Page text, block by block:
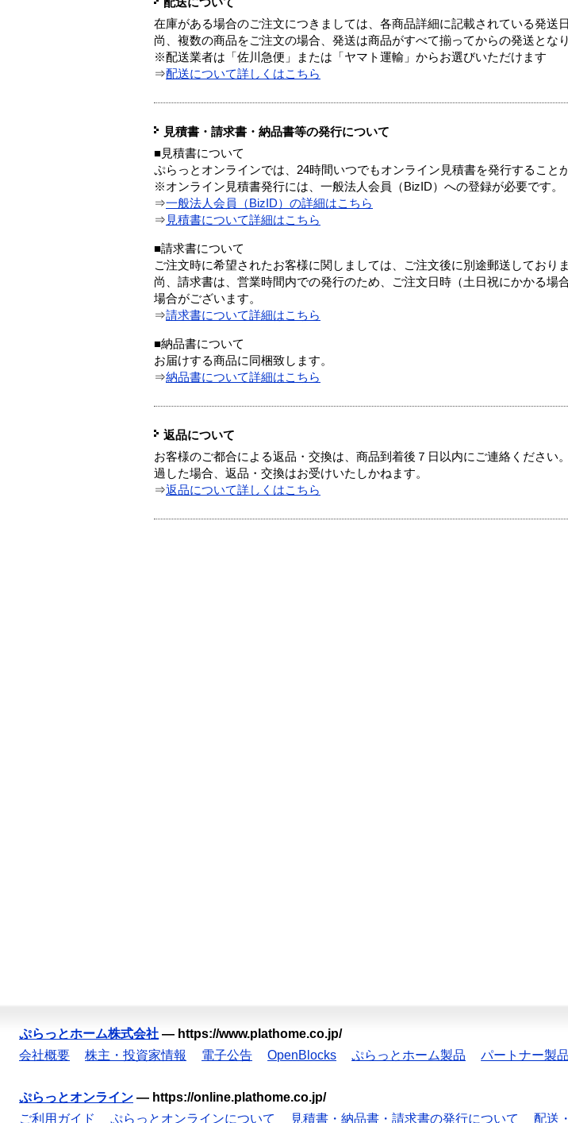
配送について
在庫がある場合のご注文につきましては、各商品詳細に記載されている発送
尚、複数の商品をご注文の場合、発送は商品がすべて揃ってからの発送となり
※配送業者は「佐川急便」または「ヤマト運輸」からお選びいただけます
⇒配送について詳しくはこちら
見積書・請求書・納品書等の発行について
■見積書について
ぷらっとオンラインでは、24時間いつでもオンライン見積書を発行すること
※オンライン見積書発行には、一般法人会員（BizID）への登録が必要です。
⇒一般法人会員（BizID）の詳細はこちら
⇒ 見積書について詳細はこちら
■請求書について
ご注文時に希望されたお客様に関しましては、ご注文後に別途郵送しておりま
尚、請求書は、営業時間内での発行のため、ご注文日時（土日祝にかかる場
場合がございます。
⇒請求書について詳細はこちら
■納品書について
お届けする商品に同梱致します。
⇒納品書について詳細はこちら
返品について
お客様のご都合による返品・交換は、商品到着後７日以内にご連絡ください
過した場合、返品・交換はお受けいたしかねます。
⇒返品について詳しくはこちら
ぷらっとホーム株式会社 — https://www.plathome.co.jp/
会社概要
株主・投資家情報 電子公告 OpenBlocks ぷらっとホーム製品 パートナー製品
ぷらっとオンライン — https://online.plathome.co.jp/
ご利用ガイド
ぷらっとオンラインについて 見積書・納品書・請求書の発行について 配送